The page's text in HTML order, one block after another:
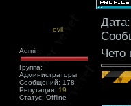
evil
Admin
Группа:
Администраторы
Сообщений: 178
Репутация: 19
Статус: Offline